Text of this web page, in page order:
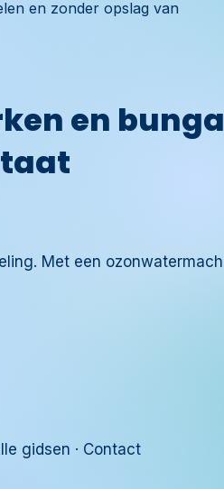
en zonder opslag van
en
Met een
gidsen · Contact